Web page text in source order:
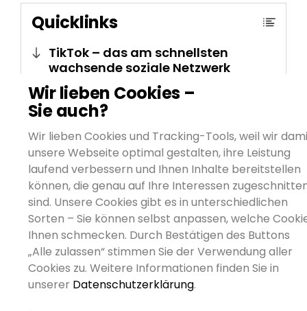
Wir lieben Cookies –
Sie auch?
Wir lieben Cookies und Tracking-Tools, weil wir
unsere Webseite optimal gestalten, ihre Leistung
laufend verbessern und Ihnen Inhalte bereitstellen
können, die genau auf Ihre Interessen
sind. Unsere Cookies gibt es in unterschiedlichen
Sorten – Sie können selbst anpassen, welche
Ihnen schmecken. Durch Bestätigen des Buttons
„Alle zulassen“ stimmen Sie der Verwendung aller
Cookies zu. Weitere Informationen finden Sie in
unserer Datenschutzerklärung.
Quicklinks
TikTok – das am schnellsten
wachsende soziale Netzwerk
Was macht die Kommunikation
auf TikTok aus?
Darum sollten (B2B-)Unternehmen
auf TikTok zu setzen
Ideen für B2B-Marketing auf TikTok
Erfolgsfaktoren: So gelingt B2B-
Marketing auf TikTok
TikTok – das am schnellsten
wachsende soziale Netzwerk